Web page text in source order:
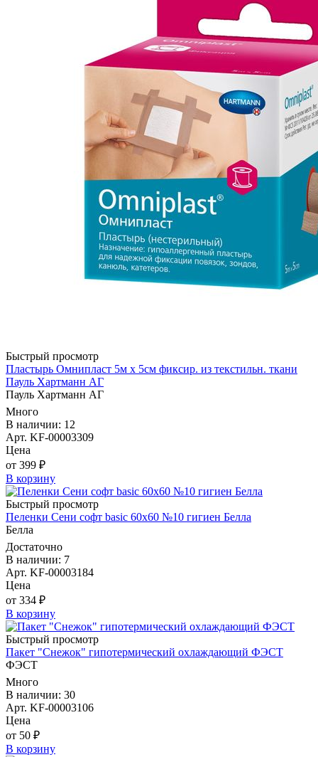
Быстрый просмотр
Пластырь Омнипласт 5м х 5см фиксир. из текстильн. ткани
Пауль Хартманн AГ
Пауль Хартманн AГ
Много
В наличии: 12
Арт. KF-00003309
Цена
от 399 ₽
В корзину
Быстрый просмотр
Пеленки Сени софт basic 60х60 №10 гигиен Белла
Белла
Достаточно
В наличии: 7
Арт. KF-00003184
Цена
от 334 ₽
В корзину
Быстрый просмотр
Пакет "Снежок" гипотермический охлаждающий ФЭСТ
ФЭСТ
Много
В наличии: 30
Арт. KF-00003106
Цена
от 50 ₽
В корзину